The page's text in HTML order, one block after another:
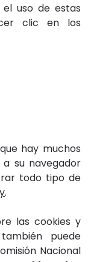
uso de estas
clic en los
hay muchos
su navegador
todo tipo de
.
las cookies y
puede
Nacional